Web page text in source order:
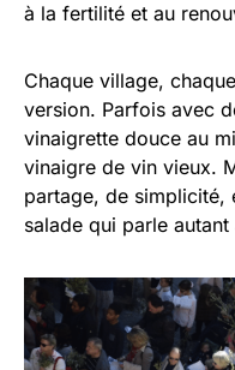
à la fertilité et au
Chaque village,
version. Parfois avec
vinaigrette douce au
vinaigre de vin vieux.
partage, de simplicité,
salade qui parle